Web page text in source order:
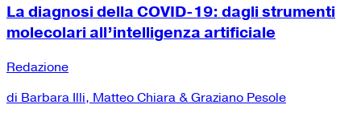
La diagnosi della COVID-19: dagli strumenti
molecolari all’intelligenza artificiale
Redazione
di Barbara Illi, Matteo Chiara & Graziano Pesole